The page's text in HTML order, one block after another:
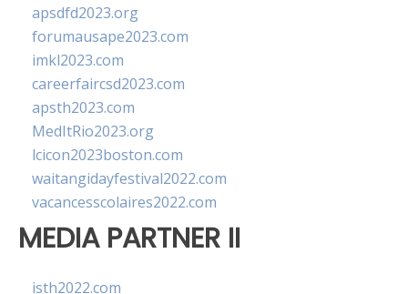
apsdfd2023.org
forumausape2023.com
imkl2023.com
careerfaircsd2023.com
apsth2023.com
MedItRio2023.org
lcicon2023boston.com
waitangidayfestival2022.com
vacancesscolaires2022.com
MEDIA PARTNER II
isth2022.com